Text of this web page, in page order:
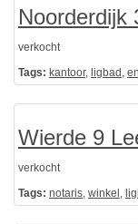
Noorderdijk
verkocht
Tags: kantoor, ligbad ,
Wierde 9
verkocht
Tags: notaris, winkel ,